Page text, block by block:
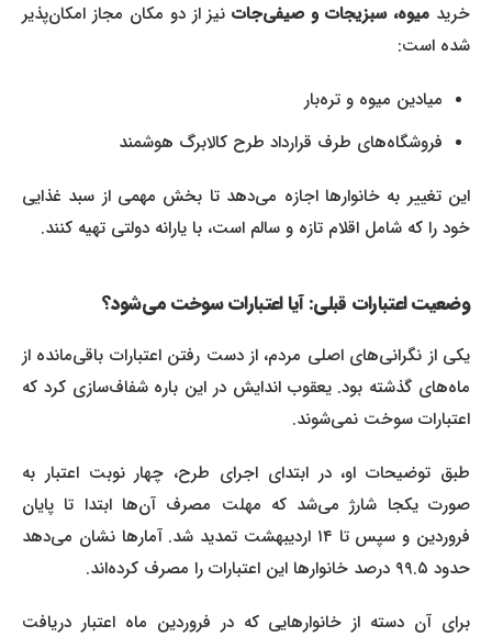
خریدمیوه، سبزیجات و صیفی‌جاتنیز از دو مکان مجاز امکان‌پذیر
شده است:
میادین میوه و تره‌بار
فروشگاه‌های طرف قرارداد طرح کالابرگ هوشمند
این تغییر به خانوارها اجازه می‌دهد تا بخش مهمی از سبد غذایی
خود را که شامل اقلام تازه و سالم است، با یارانه دولتی تهیه کنند.
وضعیت اعتبارات قبلی: آیا اعتبارات سوخت می‌شود؟
یکی از نگرانی‌های اصلی مردم، از دست رفتن اعتبارات باقی‌مانده از
ماه‌های گذشته بود. یعقوب اندایش در این باره شفاف‌سازی کرد که
اعتبارات سوخت نمی‌شوند.
طبق توضیحات او، در ابتدای اجرای طرح، چهار نوبت اعتبار به
صورت یکجا شارژ می‌شد که مهلت مصرف آن‌ها ابتدا تا پایان
فروردین و سپس تا ۱۴ اردیبهشت تمدید شد. آمارها نشان می‌دهد
حدود ۹۹.۵ درصد خانوارها این اعتبارات را مصرف کرده‌اند.
برای آن دسته از خانوارهایی که در فروردین ماه اعتبار دریافت